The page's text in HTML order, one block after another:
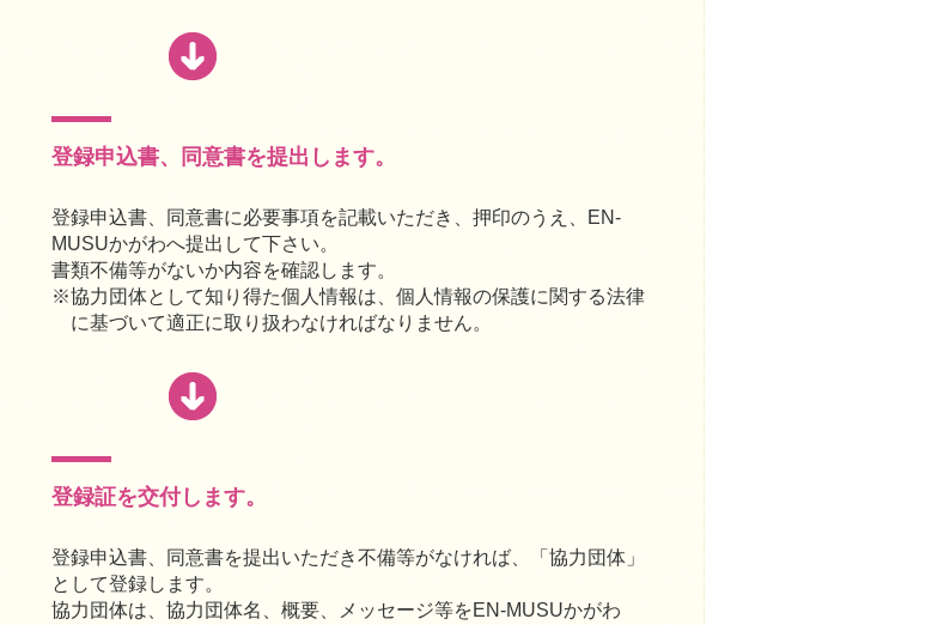
登録申込書、同意書を提出します。
登録申込書、同意書に必要事項を記載いただき、押印のうえ、EN-
MUSUかがわへ提出して下さい。
書類不備等がないか内容を確認します。
※協力団体として知り得た個人情報は、個人情報の保護に関する法律
に基づいて適正に取り扱わなければなりません。
登録証を交付します。
登録申込書、同意書を提出いただき不備等がなければ、「協力団体」
として登録します。
協力団体は、協力団体名、概要、メッセージ等をEN-MUSUかがわ